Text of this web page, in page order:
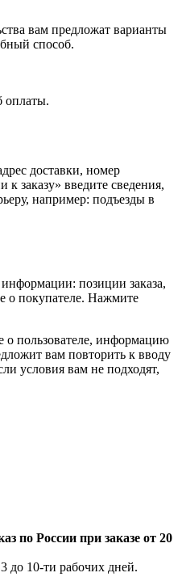
вам предложат варианты
способ.
оплаты.
доставки, номер
заказу» введите сведения,
например: подъезды в
позиции заказа,
о покупателе. Нажмите
о пользователе, информацию
вам повторить к вводу
условия вам не подходят,
по России при заказе от 20
до 10-ти рабочих дней.